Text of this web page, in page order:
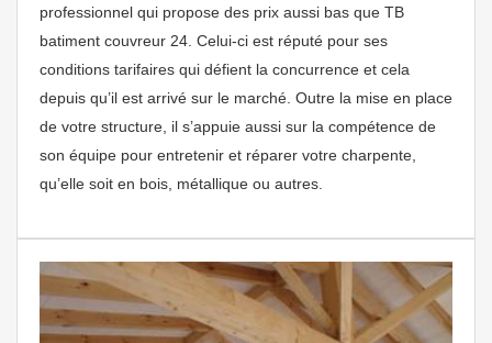
professionnel qui propose des prix aussi bas que TB
batiment couvreur 24. Celui-ci est réputé pour ses
conditions tarifaires qui défient la concurrence et cela
depuis qu’il est arrivé sur le marché. Outre la mise en place
de votre structure, il s’appuie aussi sur la compétence de
son équipe pour entretenir et réparer votre charpente,
qu’elle soit en bois, métallique ou autres.